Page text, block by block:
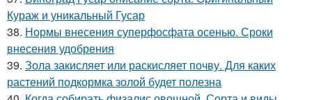
Кураж и уникальный Гусар
38. Нормы внесения суперфосфата осенью. Сроки
внесения удобрения
39. Зола закисляет или раскисляет почву. Для каких
растений подкормка золой будет полезна